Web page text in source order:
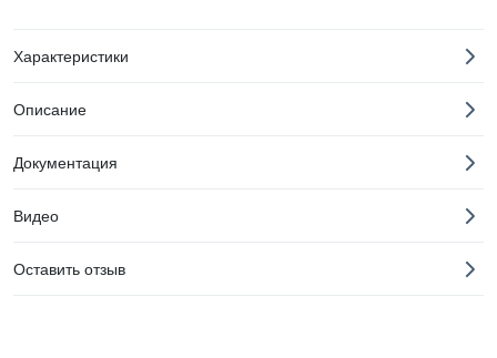
Характеристики
Описание
Документация
Видео
Оставить отзыв